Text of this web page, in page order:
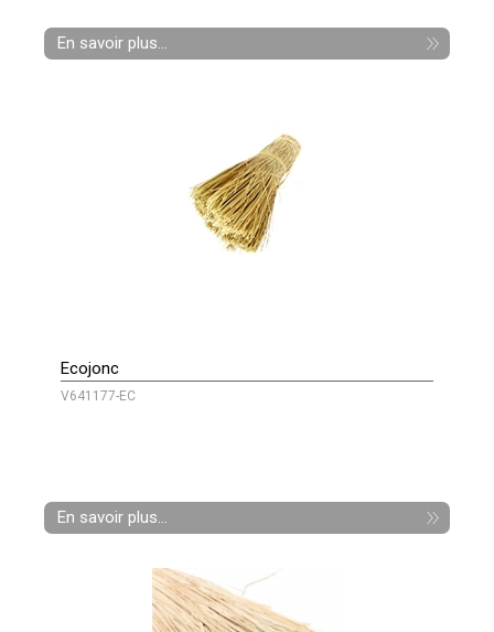
En savoir plus...
Ecojonc
V641177-EC
En savoir plus...